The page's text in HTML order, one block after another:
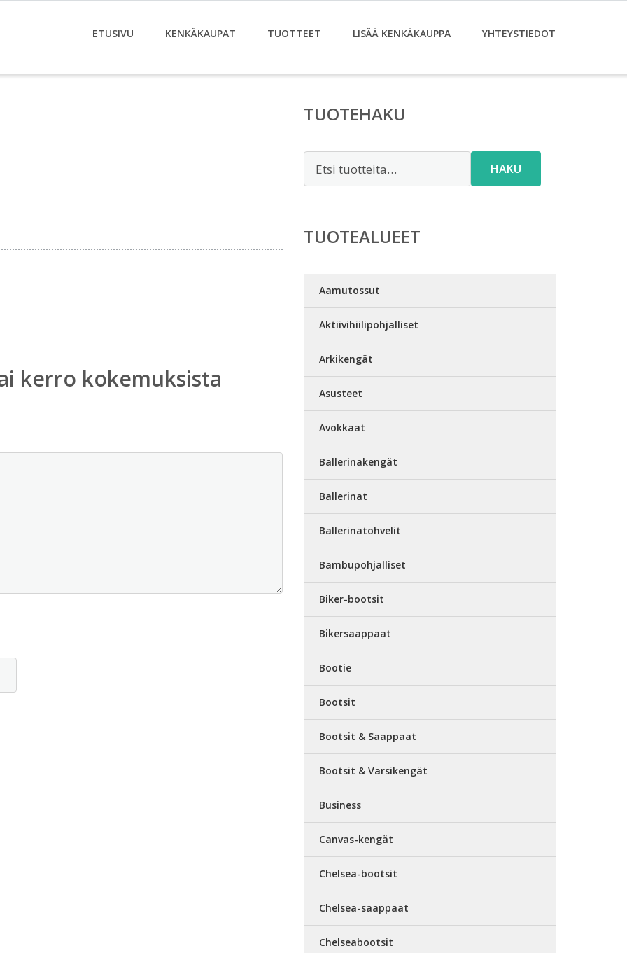
ETUSIVU KENKÄKAUPAT TUOTTEET LISÄÄ KENKÄKAUPPA YHTEYSTIEDOT
kerro kokemuksista
TUOTEHAKU
HAKU
TUOTEALUEET
Aamutossut
Aktiivihiilipohjalliset
Arkikengät
Asusteet
Avokkaat
Ballerinakengät
Ballerinat
Ballerinatohvelit
Bambupohjalliset
Biker-bootsit
Bikersaappaat
Bootie
Bootsit
Bootsit & Saappaat
Bootsit & Varsikengät
Business
Canvas-kengät
Chelsea-bootsit
Chelsea-saappaat
Chelseabootsit